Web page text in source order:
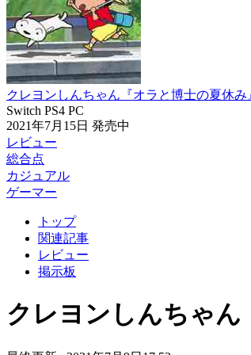
クレヨンしんちゃん『オラと博士の夏休
Switch PS4 PC
2021年7月15日 発売中
レビュー
総合点
カジュアル
ゲーマー
トップ
関連記事
レビュー
掲示板
クレヨンしんちゃん